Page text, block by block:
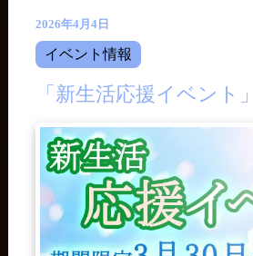
2026年4月4日
イベント情報
「新生活応援イベント」